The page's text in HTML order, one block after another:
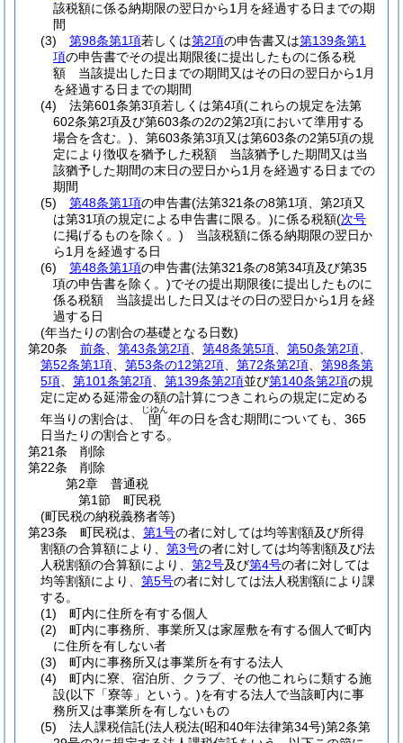
該税額に係る納期限の翌日から1月を経過する日までの期
間
(3)
第98条第1項若しくは第2項の申告書又は第139条第1
項の申告書でその提出期限後に提出したものに係る税
額 当該提出した日までの期間又はその日の翌日から1月
を経過する日までの期間
(4)
法第601条第3項若しくは第4項(これらの規定を法第
602条第2項及び第603条の2の2第2項において準用する
場合を含む。) 、第603条第3項又は第603条の2第5項の規
定により徴収を猶予した税額 当該猶予した期間又は当
該猶予した期間の末日の翌日から1月を経過する日までの
期間
(5)
第48条第1項の申告書(法第321条の8第1項、第2項又
は第31項の規定による申告書に限る。)に係る税額(次号
に掲げるものを除く。) 当該税額に係る納期限の翌日か
ら1月を経過する日
(6)
第48条第1項の申告書(法第321条の8第34項及び第35
項の申告書を除く。)でその提出期限後に提出したものに
係る税額 当該提出した日又はその日の翌日から1月を経
過する日
(年当たりの割合の基礎となる日数)
第20条
前条 第43条第2項 第48条第5項 第50条第2項
第52条第1項
第53条の12第2項 第72条第2項
第98条第
5項
第101条第2項 第139条第2項並び第140条第2項の規
定に定める延滞金の額の計算につきこれらの規定に定める
年当りの割合は、
閏
じゆん
年の日を含む期間についても、365
日当たりの割合とする。
第21条
削除
第22条
削除
第2章
普通税
第1節
町民税
(町民税の納税義務者等)
第23条
町民税は、 第1号の者に対しては均等割額及び所得
割額の合算額により、 第3号の者に対しては均等割額及び法
人税割額の合算額により、 第2号及び第4号の者に対しては
均等割額により、 第5号の者に対しては法人税割額により課
する。
(1)
町内に住所を有する個人
(2)
町内に事務所、事業所又は家屋敷を有する個人で町内
に住所を有しない者
(3)
町内に事務所又は事業所を有する法人
(4)
町内に寮、宿泊所、クラブ、その他これらに類する施
設(以下「寮等」という。)を有する法人で当該町内に事
務所又は事業所を有しないもの
(5)
法人課税信託(法人税法(昭和40年法律第34号)第2条第